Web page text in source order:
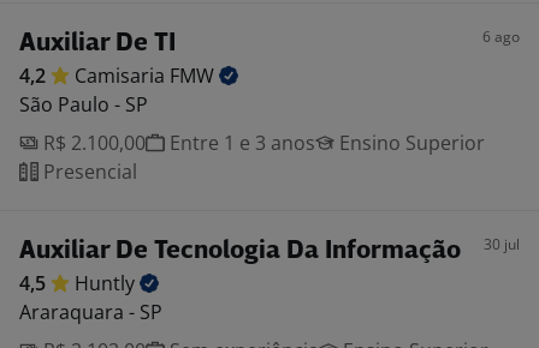
Auxiliar De TI 6 ago
4,2 Camisaria FMW
São Paulo - SP
R$ 2.100,00
Entre 1 e 3 anos
Ensino Superior
Presencial
Auxiliar De Tecnologia Da Informação 30 jul
4,5
Huntly
Araraquara - SP